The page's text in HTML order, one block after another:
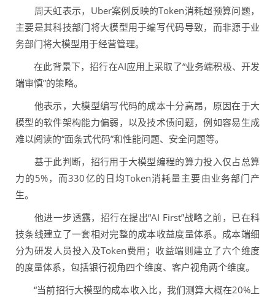
周天虹表示，Uber案例反映的Token消耗超预算问题，
主要是其科技部门将大模型用于编写代码导致，而非源于业
务部门将大模型用于经营管理。
在此背景下，招行在AI应用上采取了“业务端积极、开发
端审慎”的策略。
他表示，大模型编写代码的成本十分高昂，原因在于大
模型的软件架构能力偏弱，以及技术债问题，例如容易生成
难以阅读的“面条式代码”和性能问题、安全问题等。
基于此判断，招行用于大模型编程的算力投入仅占总算
力的5%，而330亿的日均Token消耗量主要由业务部门产
生。
他进一步透露，招行在提出“AI First”战略之前，已在科
技条线建立了一套相对完整的成本收益度量体系。成本端细
分为研发人员投入及Token费用；收益端则建立了六个维度
的度量体系，包括银行视角四个维度、客户视角两个维度。
“当前招行大模型的成本收入比，我们测算大概在20%上